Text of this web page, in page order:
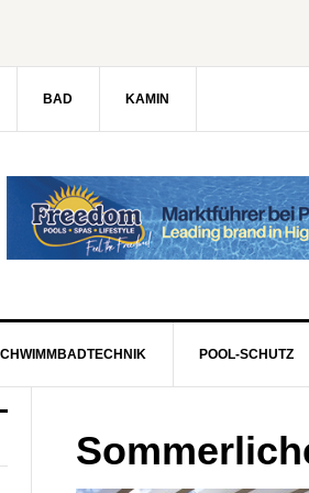
BAD KAMIN
POOL-SCHUTZ